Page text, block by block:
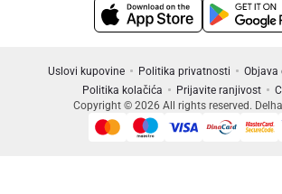
Uslovi kupovine Politika privatnosti
Objava
Politika kolačića
Prijavite ranjivost
Copyright © 2026 All rights reserved.